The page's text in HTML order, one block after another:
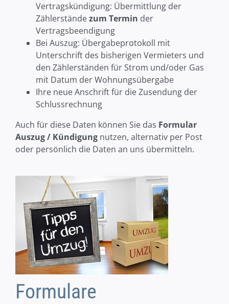
Vertragskündigung: Übermittlung der
Zählerständezum Termin der
Vertragsbeendigung
Bei Auszug: Übergabeprotokoll mit
Unterschrift des bisherigen Vermieters und
den Zählerständen für Strom und/oder Gas
mit Datum der Wohnungsübergabe
Ihre neue Anschrift für die Zusendung der
Schlussrechnung
Auch für diese Daten können Sie das Formular
Auszug / Kündigungnutzen, alternativ per Post
oder persönlich die Daten an uns übermitteln.
Formulare